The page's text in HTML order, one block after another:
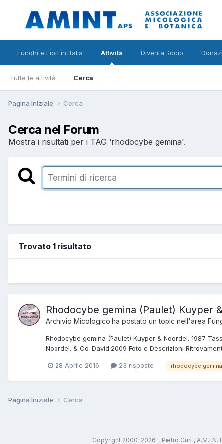
Funghi e Fiori in Italia Attività
Tutte le attività Cerca
Diventa Socio
Pagina Iniziale Cerca
Cerca nel Forum
Mostra i risultati per i TAG 'rhodocybe gemina'.
Trovato 1 risultato
Rhodocybe gemina (Paulet) Kuyper
Archivio Micologico ha postato un topic nell'area
Rhodocybe gemina (Paulet) Kuyper & Noordel. 1987
Noordel. & Co-David 2009 Foto e Descrizioni
28 Aprile 2016 23 risposte rhodocybe gemina
Pagina Iniziale Cerca
Copyright 2000-2026 – Pietro Curti,